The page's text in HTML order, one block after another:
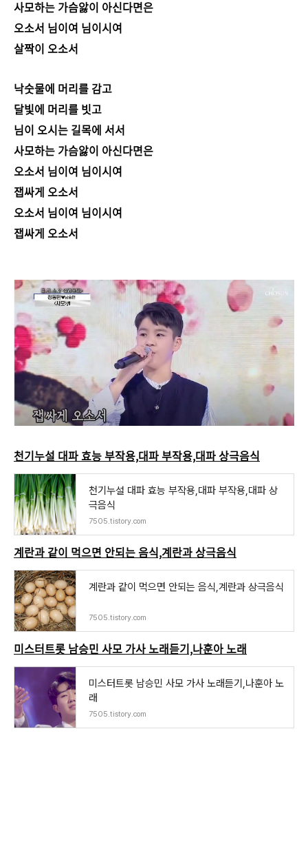
사모하는 가슴앓이 아신다면은
오소서 님이여 님이시여
살짝이 오소서
낙숫물에 머리를 감고
달빛에 머리를 빗고
님이 오시는 길목에 서서
사모하는 가슴앓이 아신다면은
오소서 님이여 님이시여
잽싸게 오소서
오소서 님이여 님이시여
잽싸게 오소서
천기누설 대파 효능 부작용,대파 부작용,대파 상극음식
천기누설 대파 효능 부작용,대파 부작용,대파 상
극음식
7505.tistory.com
계란과 같이 먹으면 안되는 음식,계란과 상극음식
계란과 같이 먹으면 안되는 음식,계란과 상극음식
7505.tistory.com
미스터트롯 남승민 사모 가사 노래듣기,나훈아 노래
미스터트롯 남승민 사모 가사 노래듣기,나훈아 노
래
7505.tistory.com